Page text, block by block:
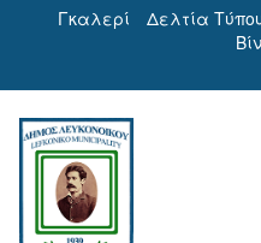
Γκαλερί Δελτία